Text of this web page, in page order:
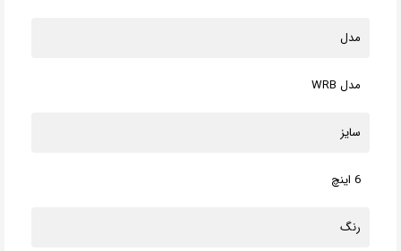
مدل
مدل WRB
سایز
6 اینچ
رنگ